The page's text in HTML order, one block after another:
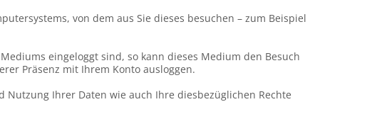
von dem aus Sie dieses besuchen – zum Beispiel
eingeloggt sind, so kann dieses Medium den Besuch
Präsenz mit Ihrem Konto ausloggen.
Ihrer Daten wie auch Ihre diesbezüglichen Rechte